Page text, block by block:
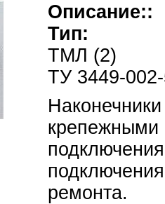
Описание::
Тип:
ТМЛ (2)
ТУ 3449-
крепежными
ремонта.